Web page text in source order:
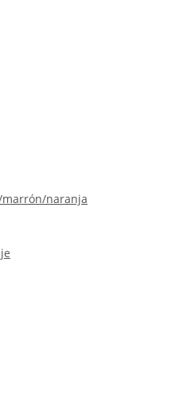
naranja